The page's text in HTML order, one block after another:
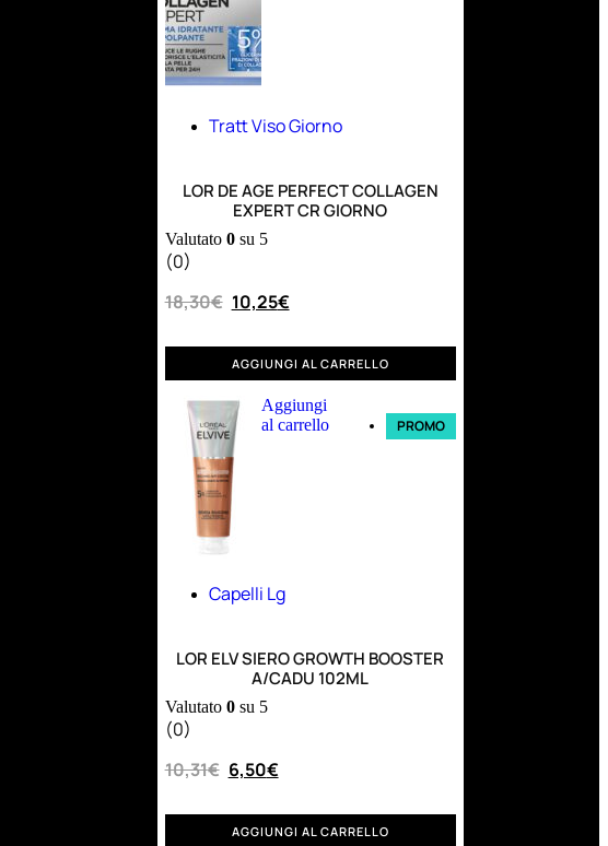
Tratt Viso Giorno
LOR DE AGE PERFECT COLLAGEN
EXPERT CR GIORNO
Valutato 0su 5
(0)
18,30€ 10,25€
AGGIUNGI AL CARRELLO
Aggiungi
al carrello
PROMO
Capelli Lg
LOR ELV SIERO GROWTH BOOSTER
A/CADU 102ML
Valutato 0su 5
(0)
10,31€ 6,50€
AGGIUNGI AL CARRELLO